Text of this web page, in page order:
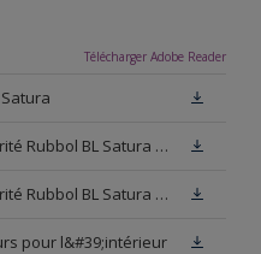
Télécharger Adobe Reader
Fiche de données de sécurité Rubbol BL Satura Base N00
Fiche de données de sécurité Rubbol BL Satura Blanc
pour l&#39;intérieur